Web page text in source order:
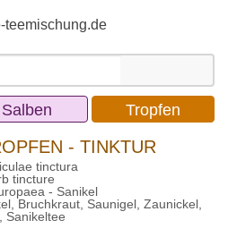
Salben Tropfen
- TINKTUR
tinctura
tincture
- Sanikel
Bruchkraut, Saunigel, Zaunickel,
Sanikeltee